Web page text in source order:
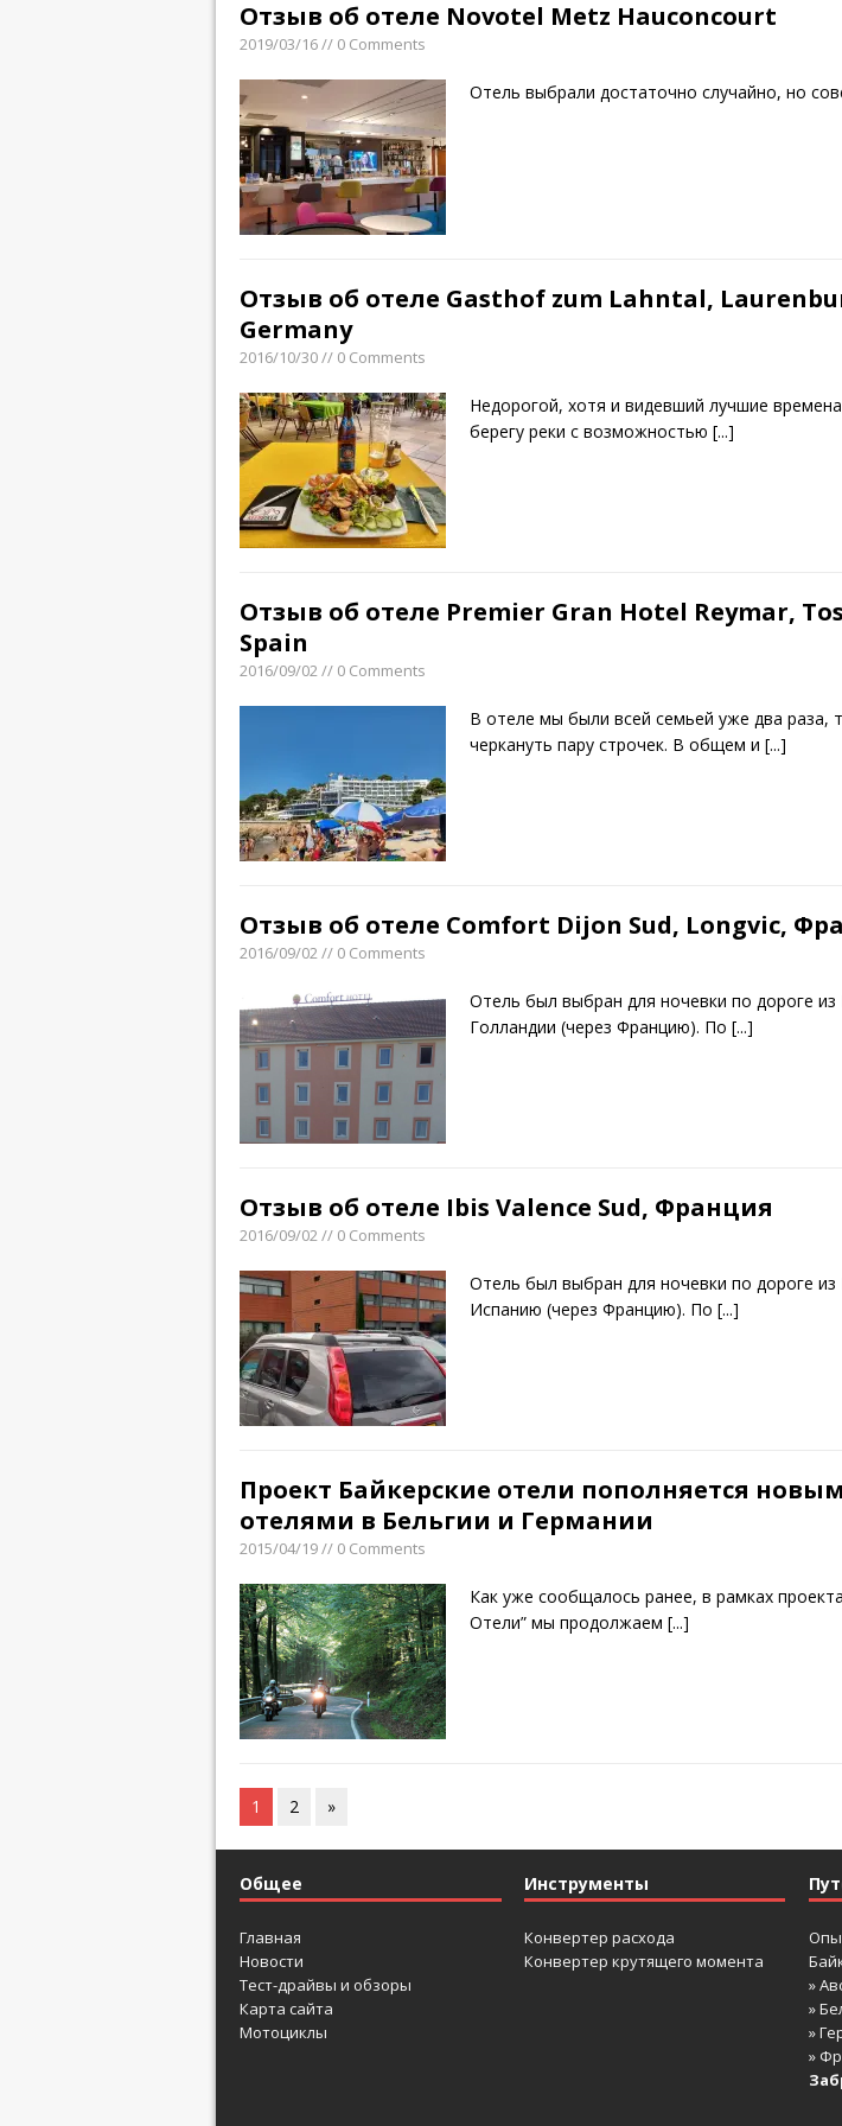
Отзыв об отеле Novotel Metz Hauconcourt
2019/03/16 // 0 Comments
Отель выбрали достаточно случайно, но
Отзыв об отеле Gasthof zum Lahntal,
Germany
2016/10/30 // 0 Comments
Недорогой, хотя и видевший лучшие
берегу реки с возможностью [...]
Отзыв об отеле Premier Gran Hotel Reymar,
Spain
2016/09/02 // 0 Comments
В отеле мы были всей семьей уже два раза,
черкануть пару строчек. В общем и [...]
Отзыв об отеле Comfort Dijon Sud, Longvic,
2016/09/02 // 0 Comments
Отель был выбран для ночевки по дороге
Голландии (через Францию). По [...]
Отзыв об отеле Ibis Valence Sud, Франция
2016/09/02 // 0 Comments
Отель был выбран для ночевки по дороге из
Испанию (через Францию). По [...]
Проект Байкерские отели пополняется
отелями в Бельгии и Германии
2015/04/19 // 0 Comments
Как уже сообщалось ранее, в рамках
Отели” мы продолжаем [...]
1 2 »
Общее
Главная
Новости
Тест-драйвы и обзоры
Карта сайта
Мотоциклы
Инструменты
Конвертер расхода
Конвертер крутящего момента
»
»
»
»